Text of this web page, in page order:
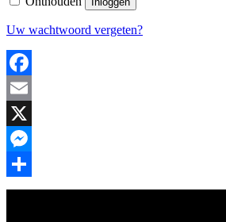
Uw wachtwoord vergeten?
Facebook
Email
X
Messenger
Delen